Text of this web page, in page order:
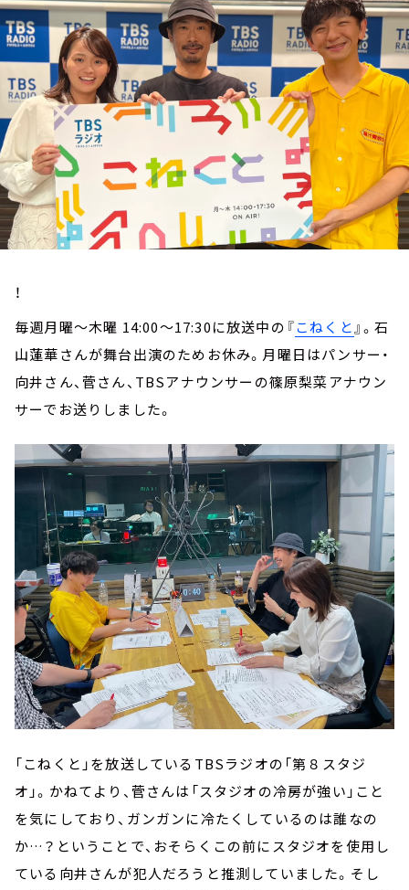
イベント・グッズ
YouTube
会社情報
！
毎週月曜～木曜 14:00～17:30に放送中の『こねくと』。石
山蓮華さんが舞台出演のためお休み。月曜日はパンサー・
向井さん、菅さん、TBSアナウンサーの篠原梨菜アナウン
サーでお送りしました。
「こねくと」を放送しているTBSラジオの「第８スタジ
オ」。かねてより、菅さんは「スタジオの冷房が強い」こと
を気にしており、ガンガンに冷たくしているのは誰なの
か…？ということで、おそらくこの前にスタジオを使用し
ている向井さんが犯人だろうと推測していました。そし